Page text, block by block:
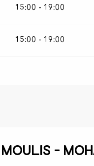
15:00 - 19:00
15:00 - 19:00
-